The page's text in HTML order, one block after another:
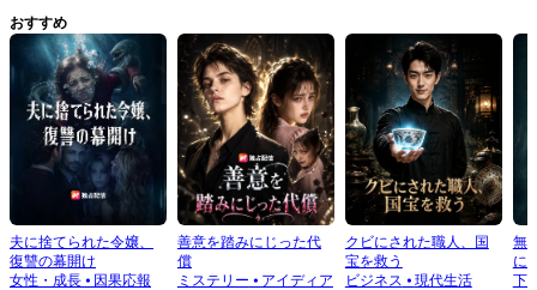
おすすめ
夫に捨てられた令嬢、
復讐の幕開け
女性・成長 ⦁ 因果応報
善意を踏みにじった代
償
ミステリー ⦁ アイディア
クビにされた職人、国
宝を救う
ビジネス ⦁ 現代生活
無
に
下